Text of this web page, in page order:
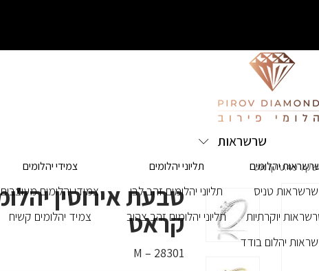
שרשראות
יהלומים
שרשראות טניס
יוקרתיות
יהלום בודד
תליוני יהלומים
תליוני יהלומים זהב לבן
תליוני יהלומים זהב צהוב
צמידי יהלומים
צמידי יהלומים מעוצבים
צמיד יהלומים קשיח
קראט
קראט
M – 28301